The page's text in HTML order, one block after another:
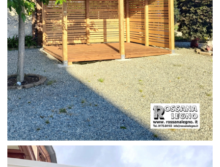
PERGOLA CON PAVIMENTO E FRANGIVISTA